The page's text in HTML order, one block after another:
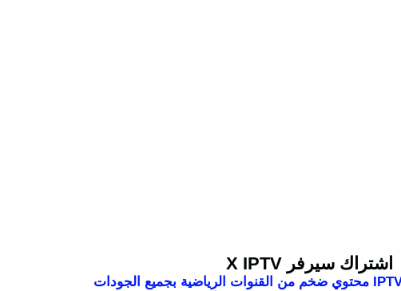
اشتراك سيرفر X IPTV
نوفر في سيرفر اكس IPTV محتوي ضخم من القنوات الرياضية بجميع الجودات